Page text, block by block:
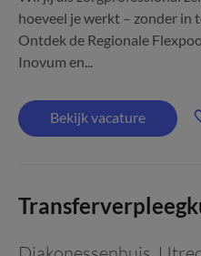
hoeveel je werkt – zonder in
Ontdek de Regionale
Inovum en...
Bekijk vacature